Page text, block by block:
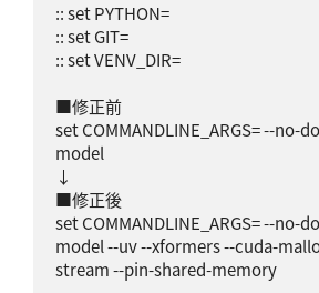
:: set PYTHON=
:: set GIT=
:: set VENV_DIR=
■修正前
set COMMANDLINE_ARGS= --no-
model
↓
■修正後
set COMMANDLINE_ARGS= --no-
model --uv --xformers --cuda-
stream --pin-shared-memory